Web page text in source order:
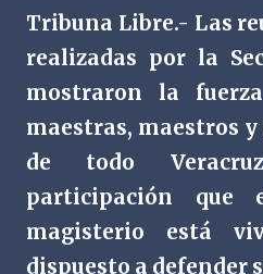
Tribuna Libre.- Las
realizadas por la
mostraron la
maestras, maestros
de todo
participación que
magisterio está
dispuesto a defender